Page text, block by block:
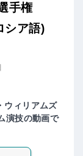
手権
ア語)
ウィリアムズ
演技の動画で